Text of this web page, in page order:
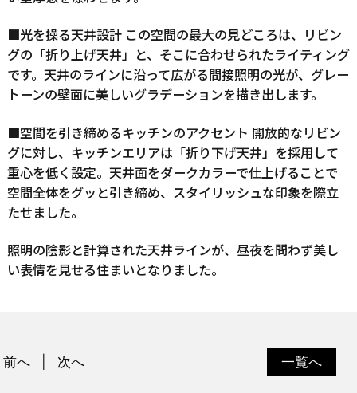
■光を操る天井設計 この空間の最大の見どころは、リビン
グの「折り上げ天井」と、そこに合わせられたライティング
です。天井のラインに沿って広がる間接照明の光が、グレー
トーンの壁面に美しいグラデーションを描き出します。
■空間を引き締めるキッチンのアクセント 開放的なリビン
グに対し、キッチンエリアは「折り下げ天井」を採用して
重心を低く設定。天井面をダークカラーで仕上げることで
空間全体をグッと引き締め、スタイリッシュな印象を際立
たせました。
照明の陰影と計算された天井ラインが、昼夜を問わず美し
い表情を見せる住まいとなりました。
一覧へ
前へ 次へ